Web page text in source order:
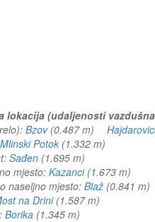
lokacija (udaljenosti
Bzov(0.487 m)
Mlinski Potok (1.332 m)
Sađen (1.695 m)
mjesto: Kazanci(1.673 m)
naseljno mjesto: Blaž (0.841 m)
na Drini(1.587 m)
Borika (1.345 m)